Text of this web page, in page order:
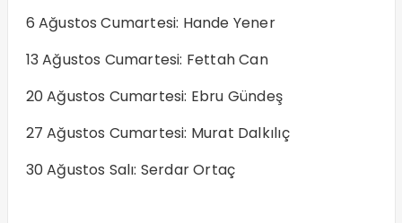
6 Ağustos Cumartesi: Hande Yener
13 Ağustos Cumartesi: Fettah Can
20 Ağustos Cumartesi: Ebru Gündeş
27 Ağustos Cumartesi: Murat Dalkılıç
30 Ağustos Salı: Serdar Ortaç